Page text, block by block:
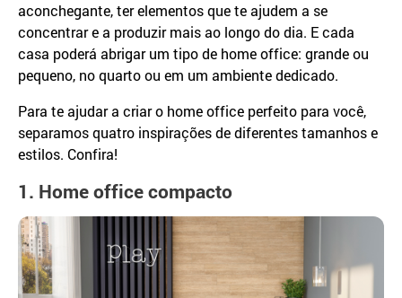
aconchegante, ter elementos que te ajudem a se
concentrar e a produzir mais ao longo do dia. E cada
casa poderá abrigar um tipo de home office: grande ou
pequeno, no quarto ou em um ambiente dedicado.
Para te ajudar a criar o home office perfeito para você,
separamos quatro inspirações de diferentes tamanhos e
estilos. Confira!
1. Home office compacto